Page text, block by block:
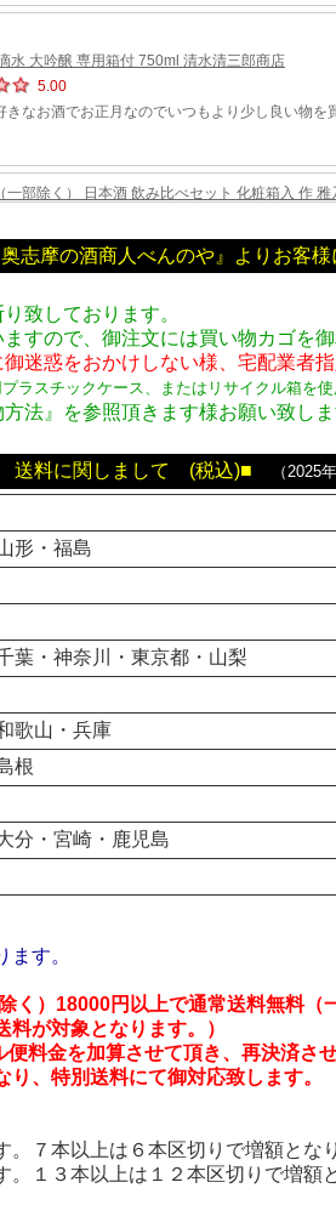
奥志摩の酒商人べんのや』よりお客
致しております。
すので、御注文には買い物カゴを御
迷惑をおかけしない様、宅配業者
ラスチックケース、またはリサイクル箱を使
法』を参照頂きます様お願い致しま
料に関しまして (税込)■ （2025
形・福島
葉・神奈川・東京都・山梨
歌山・兵庫
根
分・宮崎・鹿児島
す。
く）18000円以上で通常送料無料
料が対象となります。）
料金を加算させて頂き、再決済させ
、特別送料にて御対応致します。
７本以上は６本区切りで増額とな
１３本以上は１２本区切りで増額